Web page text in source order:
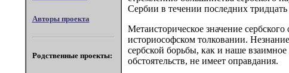
Авторы проекта
Родственные проекты:
Сербии в течении последних тридцать
Метаисторическое значение
историософском толковании.
сербской борьбы, как и наше взаимное
обстоятельств, не имеет оправдания.